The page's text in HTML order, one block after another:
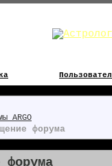
ARGO
форума
форума